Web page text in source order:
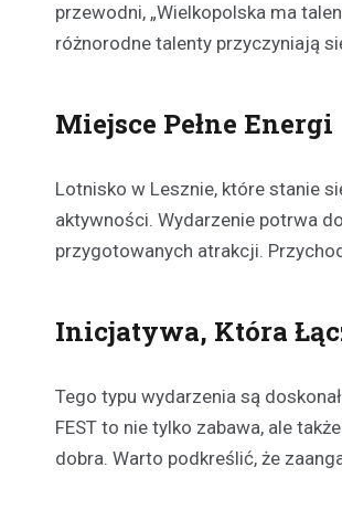
przewodni, „Wielkopolska ma
różnorodne talenty przyczyniają
Miejsce Pełne Energi
Lotnisko w Lesznie, które stanie
aktywności. Wydarzenie potrwa
przygotowanych atrakcji.
Inicjatywa, Która
Tego typu wydarzenia są
FEST to nie tylko zabawa, ale
dobra. Warto podkreślić, że